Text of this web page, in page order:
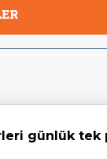
günlük tek